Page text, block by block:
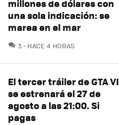
millones de dólares con
una sola indicación: se
marea en el mar
3 COMENTARIOS
HACE 4 HORAS
El tercer tráiler de GTA VI
se estrenará el 27 de
agosto a las 21:00. Si
pagas